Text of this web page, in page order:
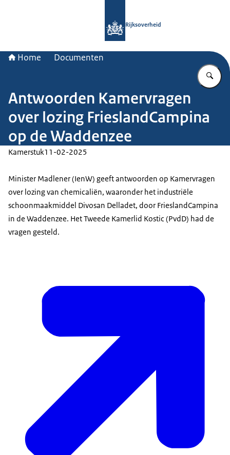
Rijksoverheid
Home Documenten
Antwoorden Kamervragen
over lozing FrieslandCampina
op de Waddenzee
Kamerstuk11-02-2025
Minister Madlener (IenW) geeft antwoorden op Kamervragen
over lozing van chemicaliën, waaronder het industriële
schoonmaakmiddel Divosan Delladet, door FrieslandCampina
in de Waddenzee. Het Tweede Kamerlid Kostic (PvdD) had de
vragen gesteld.